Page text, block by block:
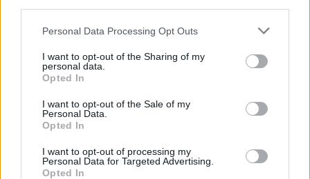
Please note that this website/app uses one or more Google
not limited to your visit or usage behaviour. You may click to
grant or deny consent to Google and its third-party tags to
use your data for below specified purposes in below Google
consent section.
Personal Data Processing Opt Outs
I want to opt-out of the Sharing of my
personal data.
Opted In
I want to opt-out of the Sale of my
Personal Data.
Opted In
I want to opt-out of processing my
Personal Data for Targeted Advertising.
Opted In
letteratura e partecipa a letture pubbliche